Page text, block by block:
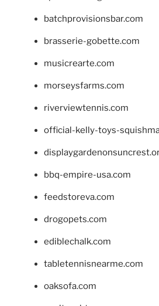
batchprovisionsbar.com
brasserie-gobette.com
musicrearte.com
morseysfarms.com
riverviewtennis.com
official-kelly-toys-
bbq-empire-usa.com
feedstoreva.com
drogopets.com
ediblechalk.com
tabletennisnearme.com
oaksofa.com